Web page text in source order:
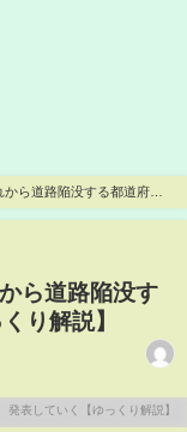
から道路陥没する都道府
ら道路陥没す
り解説】